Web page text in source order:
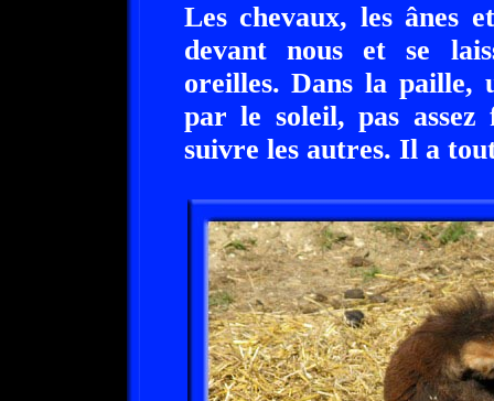
Les chevaux, les ânes
devant nous et se
oreilles. Dans la paille,
par le soleil, pas
suivre les autres. Il a